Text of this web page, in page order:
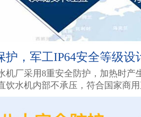
护，军工IP64安全等级
机厂采用8重安全防护，加热时
饮水机内部不承压，符合国家商